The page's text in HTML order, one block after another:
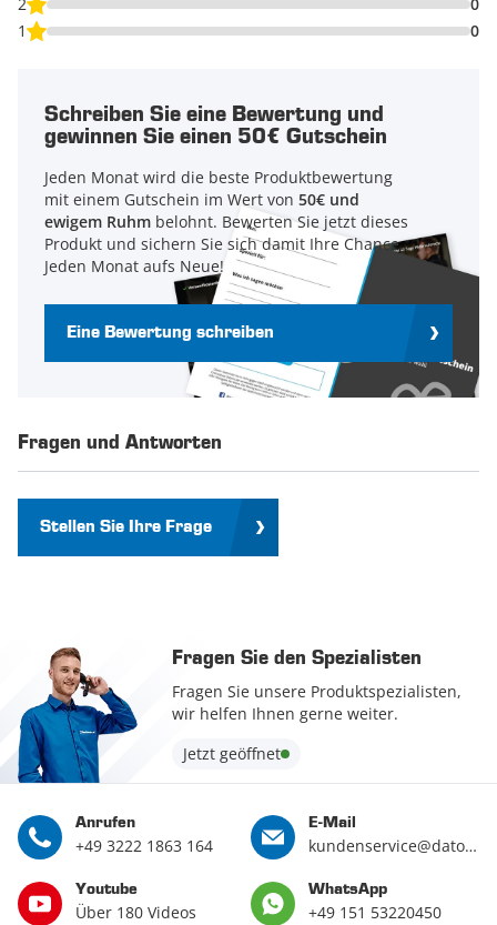
1
0
Schreiben Sie eine Bewertung und
gewinnen Sie einen 50€ Gutschein
Jeden Monat wird die beste Produktbewertung
mit einem Gutschein im Wert von 50€ und
ewigem Ruhm belohnt. Bewerten Sie jetzt dieses
Produkt und sichern Sie sich damit Ihre Chance.
Jeden Monat aufs Neue!
Eine Bewertung schreiben
Fragen und Antworten
Stellen Sie Ihre Frage
Fragen Sie den Spezialisten
Fragen Sie unsere Produktspezialisten,
wir helfen Ihnen gerne weiter.
Jetzt geöffnet
Anrufen
+49 3222 1863 164
E-Mail
kundenservice@datona.de
Youtube
Über 180 Videos
WhatsApp
+49 151 53220450